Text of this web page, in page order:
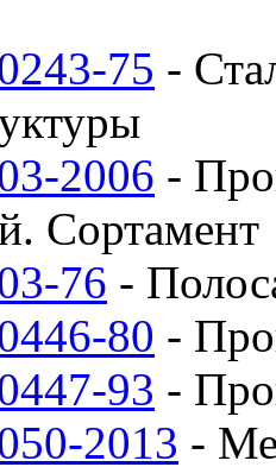
75 -
2006 -
Сортамент
76 -
80 -
93 -
2013 -